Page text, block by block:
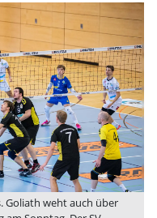
Goliath weht auch über